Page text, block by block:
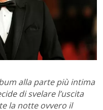
alla parte più intima
di svelare l’uscita
la notte ovvero il